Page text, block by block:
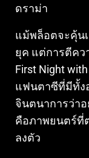
ดราม่า
แม้พล็อตจะคุ้น
ยุค แต่การตีคว
First Night
แฟนตาซีที่มีทั้ง
จินตนาการว่า
คือภาพยนตร์ที่
ลงตัว